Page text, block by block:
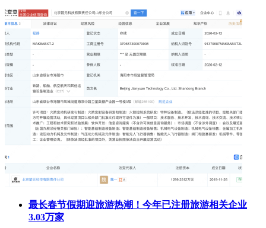
最长春节假期迎旅游热潮！今年已注册旅游相关企业
3.03万家